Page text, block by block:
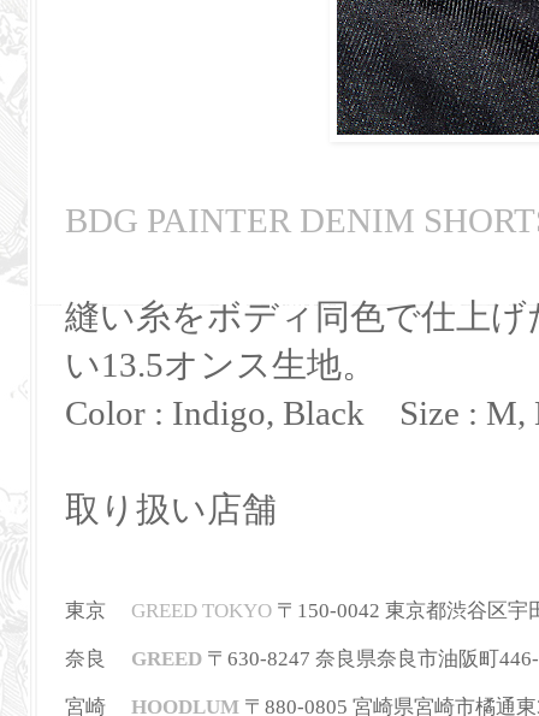
BDG PAINTER DENIM
縫い糸をボディ同色で仕上
い13.5オンス生地。
Color : Indigo, Black Size :
取り扱い店舗
東京 GREED TOKYO 〒150-0042 東京都渋谷区宇
奈良 GREED 〒630-8247 奈良県奈良市油阪町
宮崎 HOODLUM 〒880-0805 宮崎県宮崎市橘通